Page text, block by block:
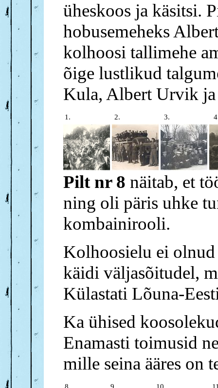
üheskoos ja käsitsi.
hobusemeheks
kolhoosi tallimehe
õige lustlikud
Kula, Albert Urvik ja
1. 2. 3.
Pilt nr 8 näitab, et
ning oli päris uhke
kombainirooli.
Kolhoosielu ei
käidi väljasõitudel,
Külastati Lõuna-
Ka ühised
Enamasti toimusid
mille seina ääres on